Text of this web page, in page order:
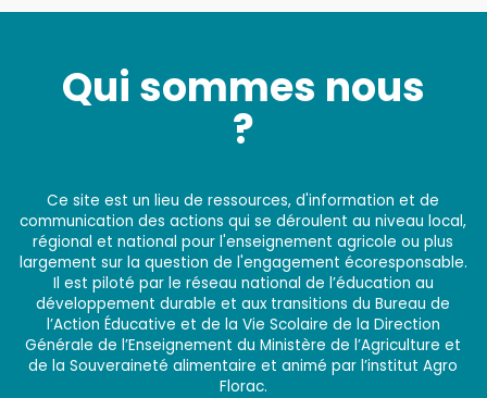
Qui sommes nous
?
Ce site est un lieu de ressources, d'information et de
communication des actions qui se déroulent au niveau local,
régional et national pour l'enseignement agricole ou plus
largement sur la question de l'engagement écoresponsable.
Il est piloté par le réseau national de l’éducation au
développement durable et aux transitions du Bureau de
l’Action Éducative et de la Vie Scolaire de la Direction
Générale de l’Enseignement du Ministère de l’Agriculture et
de la Souveraineté alimentaire et animé par l’institut Agro
Florac.